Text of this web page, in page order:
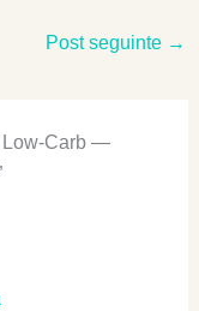
Post seguinte →
Low-Carb —